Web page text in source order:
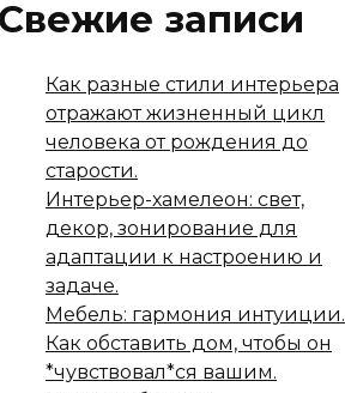
Свежие записи
Как разные стили интерьера
отражают жизненный цикл
человека от рождения до
старости.
Интерьер-хамелеон: свет,
декор, зонирование для
адаптации к настроению и
задаче.
Мебель: гармония интуиции.
Как обставить дом, чтобы он
*чувствовал*ся вашим.